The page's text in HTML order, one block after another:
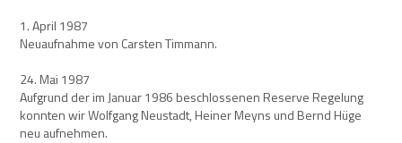
1. April 1987
Neuaufnahme von Carsten Timmann.
24. Mai 1987
Aufgrund der im Januar 1986 beschlossenen Reserve Regelung
konnten wir Wolfgang Neustadt, Heiner Meyns und Bernd Hüge
neu aufnehmen.